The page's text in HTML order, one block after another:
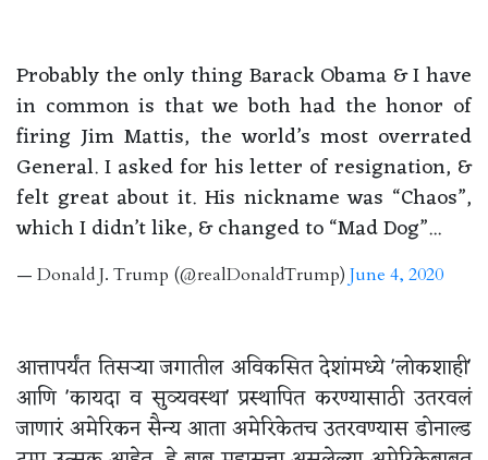
Probably the only thing Barack Obama & I have
in common is that we both had the honor of
firing Jim Mattis, the world’s most overrated
General. I asked for his letter of resignation, &
felt great about it. His nickname was “Chaos”,
which I didn’t like, & changed to “Mad Dog”...
— Donald J. Trump (@realDonaldTrump) June 4, 2020
आत्तापर्यंत तिसऱ्या जगातील अविकसित देशांमध्ये 'लोकशाही'
आणि 'कायदा व सुव्यवस्था' प्रस्थापित करण्यासाठी उतरवलं
जाणारं अमेरिकन सैन्य आता अमेरिकेतच उतरवण्यास डोनाल्ड